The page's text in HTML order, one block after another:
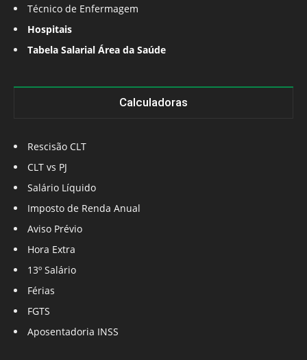
Técnico de Enfermagem
Hospitais
Tabela Salarial Área da Saúde
Calculadoras
Rescisão CLT
CLT vs PJ
Salário Líquido
Imposto de Renda Anual
Aviso Prévio
Hora Extra
13º Salário
Férias
FGTS
Aposentadoria INSS